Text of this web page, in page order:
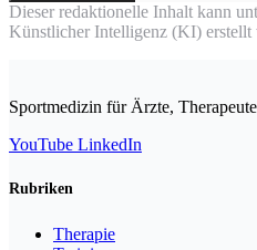
Dieser redaktionelle Inhalt kann
Künstlicher Intelligenz (KI) erstellt
Sportmedizin für Ärzte,
YouTube LinkedIn
Rubriken
Therapie